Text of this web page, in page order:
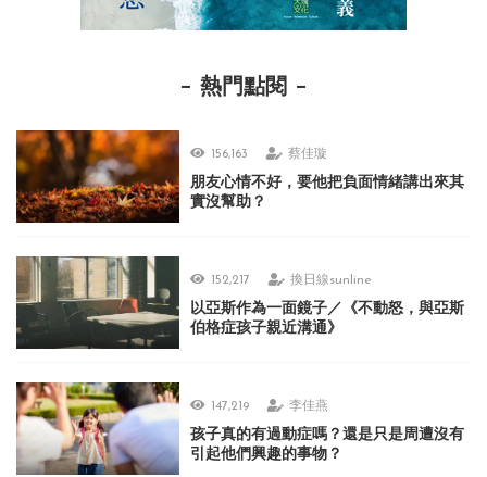
熱門點閱
156,163 蔡佳璇
朋友心情不好，要他把負面情緒講出來其
實沒幫助？
152,217 換日線sunline
以亞斯作為一面鏡子／《不動怒，與亞斯
伯格症孩子親近溝通》
147,219 李佳燕
孩子真的有過動症嗎？還是只是周遭沒有
引起他們興趣的事物？